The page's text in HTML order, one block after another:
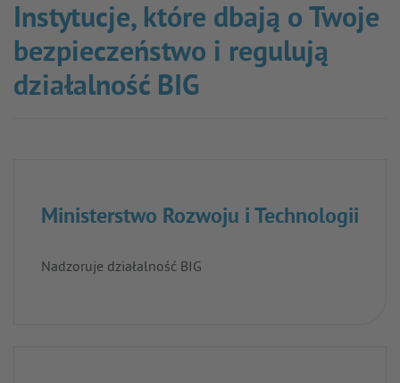
Instytucje, które dbają o Twoje
bezpieczeństwo i regulują
działalność BIG
Ministerstwo Rozwoju i Technologii
Nadzoruje działalność BIG